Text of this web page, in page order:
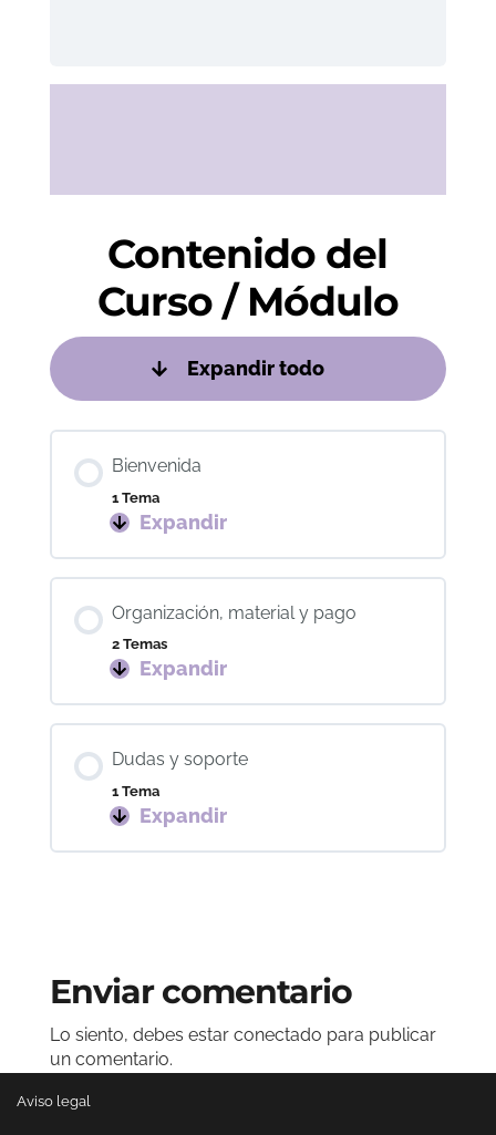
Contenido del
Curso / Módulo
Expandir todo
Unidades
Bienvenida
1 Tema
Expandir
Bienvenida
Organización, material y pago
2 Temas
Expandir
Organización,
material
y
pago
Dudas y soporte
1 Tema
Expandir
Dudas
y
Enviar comentario
Lo siento, debes estar conectado para publicar
un comentario.
Aviso legal